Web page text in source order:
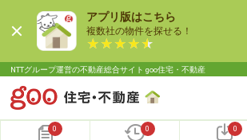
アプリ版はこちら
複数社の物件を探せる！
NTTグループ運営の不動産総合サイト goo住宅・不動産
0 0 0